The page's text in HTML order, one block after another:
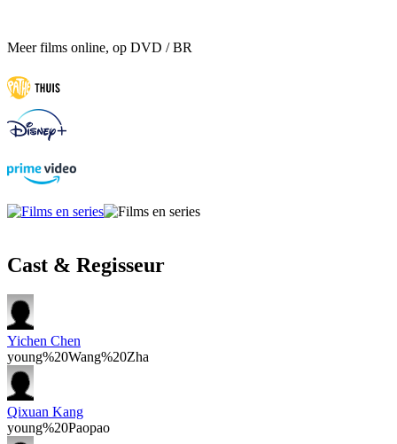
Meer films online, op DVD / BR
Cast & Regisseur
Yichen Chen
young%20Wang%20Zha
Qixuan Kang
young%20Paopao